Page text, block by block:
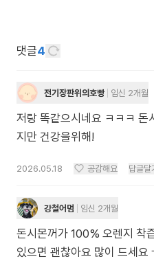
댓글4
전기장판위의호빵 임신 2개월
저랑 똑같으시네요 ㅋㅋㅋ 돈
지만 건강을위해!
2026.05.18 공감해요 답글달
강철어멈 임신 2개월
돈시몬꺼가 100% 오렌지 착
있으면 괜찮아요 많이 드세요